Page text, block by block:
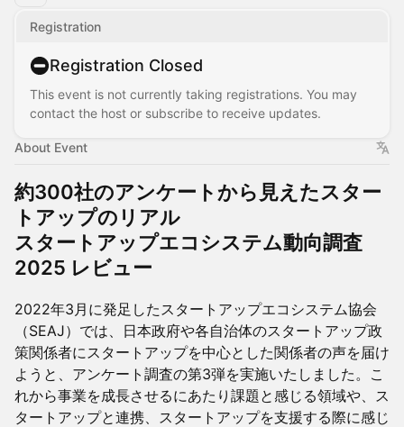
Registration
Registration Closed
This event is not currently taking registrations. You may
contact the host or subscribe to receive updates.
About Event
約300社のアンケートから見えたスター
トアップのリアル
スタートアップエコシステム動向調査
2025 レビュー
2022年3月に発足したスタートアップエコシステム協会
（SEAJ）では、日本政府や各自治体のスタートアップ政
策関係者にスタートアップを中心とした関係者の声を届け
ようと、アンケート調査の第3弾を実施いたしました。こ
れから事業を成長させるにあたり課題と感じる領域や、ス
タートアップと連携、スタートアップを支援する際に感じ